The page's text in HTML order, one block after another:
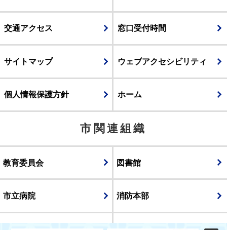
交通アクセス 窓口受付時間
サイトマップ ウェブアクセシビリティ
個人情報保護方針 ホーム
市関連組織
教育委員会 図書館
市立病院 消防本部